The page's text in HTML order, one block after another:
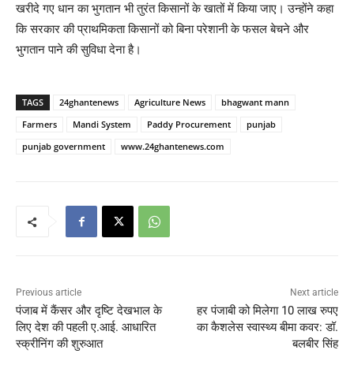
खरीदे गए धान का भुगतान भी तुरंत किसानों के खातों में किया जाए। उन्होंने कहा
कि सरकार की प्राथमिकता किसानों को बिना परेशानी के फसल बेचने और
भुगतान पाने की सुविधा देना है।
TAGS 24ghantenews Agriculture News
bhagwant mann
Farmers
Mandi System Paddy Procurement
punjab
punjab government
www.24ghantenews.com
Previous article
पंजाब में कैंसर और दृष्टि देखभाल के
लिए देश की पहली ए.आई. आधारित
स्क्रीनिंग की शुरुआत
Next article
हर पंजाबी को मिलेगा 10 लाख रुपए
का कैशलेस स्वास्थ्य बीमा कवर: डॉ.
बलबीर सिंह